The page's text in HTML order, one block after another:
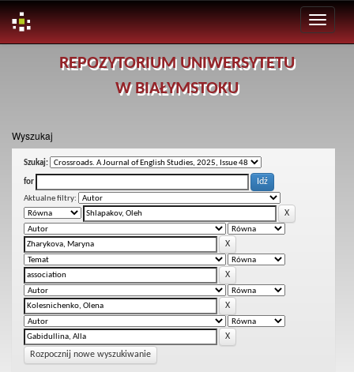
REPOZYTORIUM UNIWERSYTETU
W BIAŁYMSTOKU
Wyszukaj
Szukaj:
for
Aktualne filtry:
Rozpocznij nowe wyszukiwanie